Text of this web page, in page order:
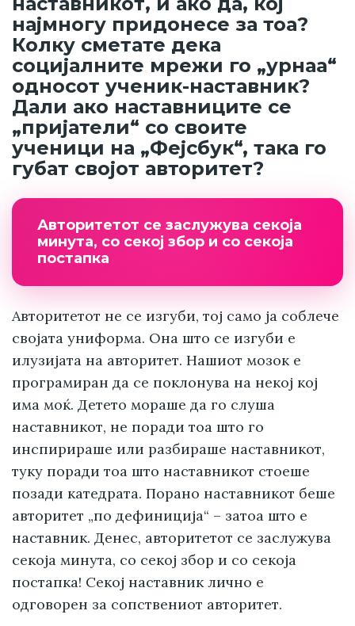
најмногу придонесе за тоа?
Колку сметате дека
социјалните мрежи го „урнаа“
односот ученик-наставник?
Дали ако наставниците се
„пријатели“ со своите
ученици на „Фејсбук“, така го
губат својот авторитет?
Авторитетот се заслужува секоја
минута, со секој збор и со секоја
постапка
Авторитетот не се изгуби, тој само ја соблече
својата униформа. Она што се изгуби е
илузијата на авторитет. Нашиот мозок е
програмиран да се поклонува на некој кој
има моќ. Детето мораше да го слуша
наставникот, не поради тоа што го
инспирираше или разбираше наставникот,
туку поради тоа што наставникот стоеше
позади катедрата. Порано наставникот беше
авторитет „по дефиниција“ – затоа што е
наставник. Денес, авторитетот се заслужува
секоја минута, со секој збор и со секоја
постапка! Секој наставник лично е
одговорен за сопствениот авторитет.